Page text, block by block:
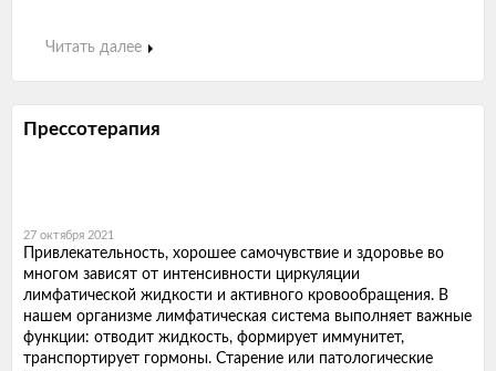
Читать далее
Прессотерапия
27 октября 2021
Привлекательность, хорошее самочувствие и здоровье во
многом зависят от интенсивности циркуляции
лимфатической жидкости и активного кровообращения. В
нашем организме лимфатическая система выполняет важные
функции: отводит жидкость, формирует иммунитет,
транспортирует гормоны. Старение или патологические